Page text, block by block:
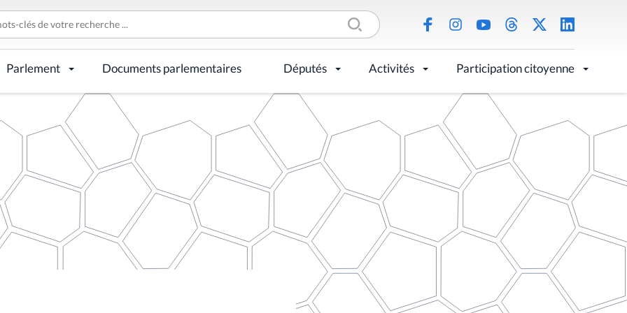
Parlement Documents parlementaires Députés Activités Participation citoyenne